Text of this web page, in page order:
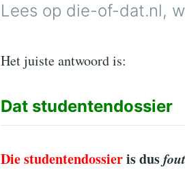
Lees op die-of-dat.nl,
Het juiste antwoord is:
Dat studentendossier
Die studentendossieris dusfout